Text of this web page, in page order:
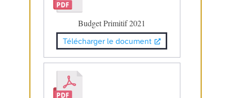
Budget Primitif 2021
Télécharger le document